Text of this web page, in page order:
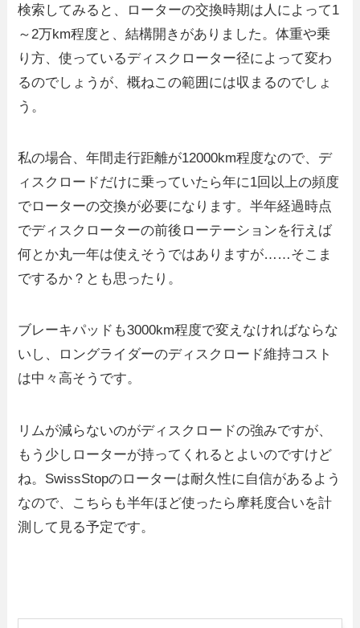
検索してみると、ローターの交換時期は人によって1
～2万km程度と、結構開きがありました。体重や乗
り方、使っているディスクローター径によって変わ
るのでしょうが、概ねこの範囲には収まるのでしょ
う。
私の場合、年間走行距離が12000km程度なので、デ
ィスクロードだけに乗っていたら年に1回以上の頻度
でローターの交換が必要になります。半年経過時点
でディスクローターの前後ローテーションを行えば
何とか丸一年は使えそうではありますが……そこま
でするか？とも思ったり。
ブレーキパッドも3000km程度で変えなければならな
いし、ロングライダーのディスクロード維持コスト
は中々高そうです。
リムが減らないのがディスクロードの強みですが、
もう少しローターが持ってくれるとよいのですけど
ね。SwissStopのローターは耐久性に自信があるよう
なので、こちらも半年ほど使ったら摩耗度合いを計
測して見る予定です。